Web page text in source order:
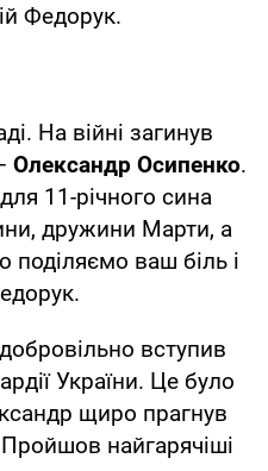
Федорук.
На війні загинув
Олександр Осипенко.
для 11-річного сина
дружини Марти, а
ваш біль і
вступив
України. Це було
щиро прагнув
найгарячіші